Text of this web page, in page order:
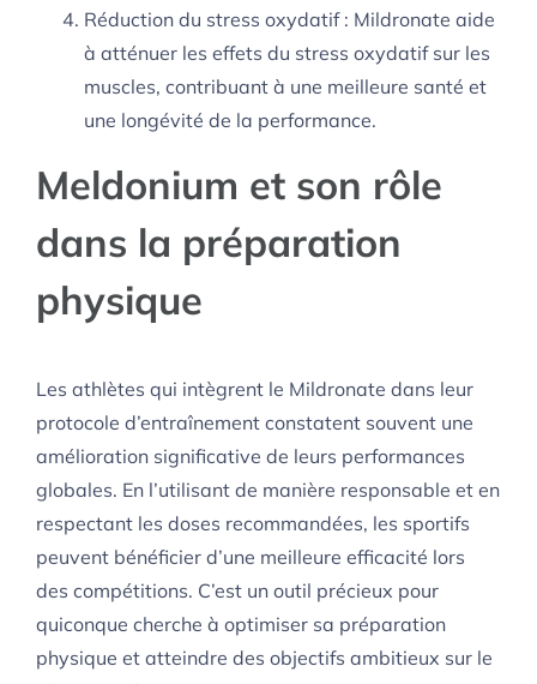
Réduction du stress oxydatif : Mildronate aide
à atténuer les effets du stress oxydatif sur les
muscles, contribuant à une meilleure santé et
une longévité de la performance.
Meldonium et son rôle
dans la préparation
physique
Les athlètes qui intègrent le Mildronate dans leur
protocole d’entraînement constatent souvent une
amélioration significative de leurs performances
globales. En l’utilisant de manière responsable et en
respectant les doses recommandées, les sportifs
peuvent bénéficier d’une meilleure efficacité lors
des compétitions. C’est un outil précieux pour
quiconque cherche à optimiser sa préparation
physique et atteindre des objectifs ambitieux sur le